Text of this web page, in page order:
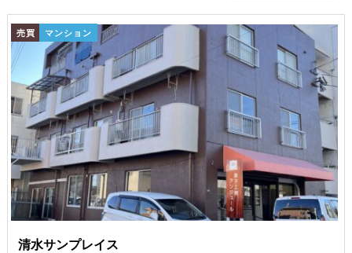
売買 マンション
清水サンプレイス